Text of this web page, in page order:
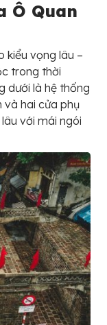
Ô Quan
kiểu vọng lâu –
trong thời
dưới là hệ thống
hai cửa phụ
với mái ngói